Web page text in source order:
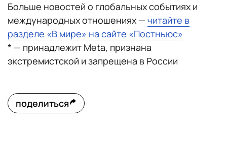
Больше новостей о глобальных событиях и
международных отношениях — читайте в
разделе «В мире» на сайте «Постньюс»
* — принадлежит Meta, признана
экстремистской и запрещена в России
поделиться